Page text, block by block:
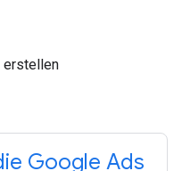
erstellen
Google Ads